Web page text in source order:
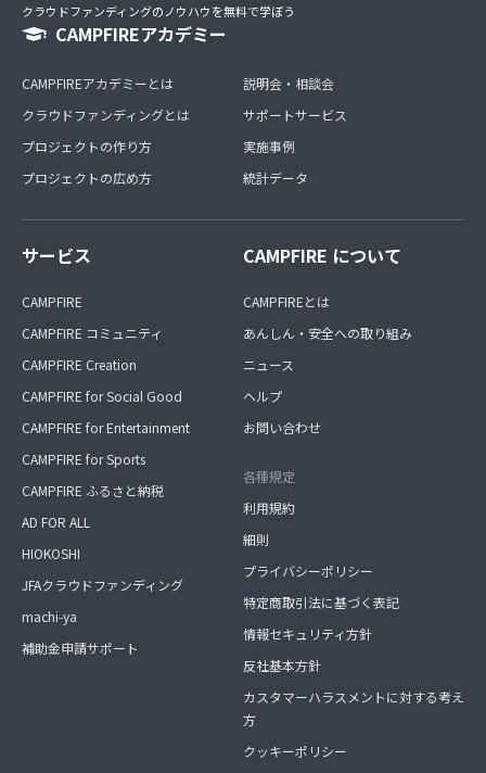
クラウドファンディングのノウハウを無料で学ぼう
CAMPFIREアカデミー
CAMPFIREアカデミーとは
クラウドファンディングとは
プロジェクトの作り方
プロジェクトの広め方
説明会・相談会
サポートサービス
実施事例
統計データ
サービス
CAMPFIRE
CAMPFIRE コミュニティ
CAMPFIRE Creation
CAMPFIRE for Social Good
CAMPFIRE for Entertainment
CAMPFIRE for Sports
CAMPFIRE ふるさと納税
AD FOR ALL
HIOKOSHI
JFAクラウドファンディング
machi-ya
補助金申請サポート
CAMPFIRE について
CAMPFIREとは
あんしん・安全への取り組み
ニュース
ヘルプ
お問い合わせ
各種規定
利用規約
細則
プライバシーポリシー
特定商取引法に基づく表記
情報セキュリティ方針
反社基本方針
カスタマーハラスメントに対する考え
方
クッキーポリシー